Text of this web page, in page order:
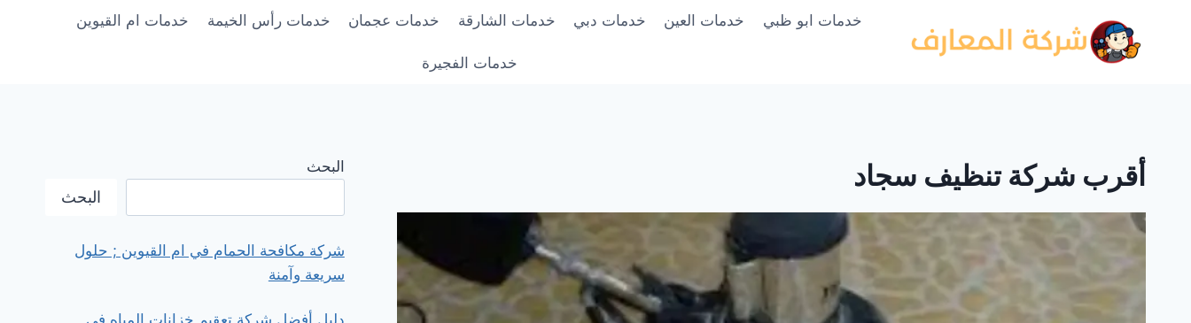
خدمات ابو ظبي خدمات العين خدمات دبي خدمات الشارقة خدمات عجمان خدمات رأس الخيمة خدمات ام القيوين
خدمات الفجيرة
أقرب شركة تنظيف سجاد البحث
البحث
شركة مكافحة الحمام في ام القيوين ; حلول
سريعة وآمنة
دليل أفضل شركة تعقيم خزانات المياه في